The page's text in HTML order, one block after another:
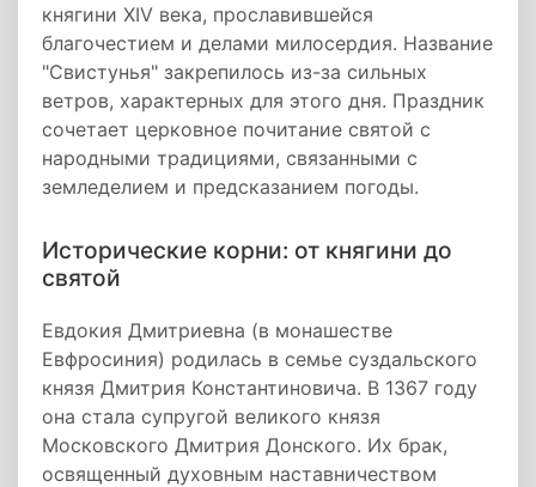
княгини XIV века, прославившейся
благочестием и делами милосердия. Название
"Свистунья" закрепилось из-за сильных
ветров, характерных для этого дня. Праздник
сочетает церковное почитание святой с
народными традициями, связанными с
земледелием и предсказанием погоды.
Исторические корни: от княгини до
святой
Евдокия Дмитриевна (в монашестве
Евфросиния) родилась в семье суздальского
князя Дмитрия Константиновича. В 1367 году
она стала супругой великого князя
Московского Дмитрия Донского. Их брак,
освященный духовным наставничеством